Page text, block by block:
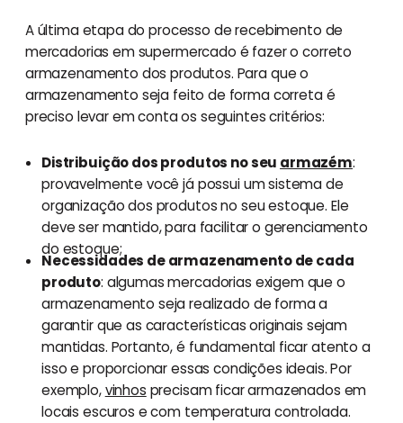
A última etapa do processo de recebimento de
mercadorias em supermercado é fazer o correto
armazenamento dos produtos. Para que o
armazenamento seja feito de forma correta é
preciso levar em conta os seguintes critérios:
Distribuição dos produtos no seu armazém:
provavelmente você já possui um sistema de
organização dos produtos no seu estoque. Ele
deve ser mantido, para facilitar o gerenciamento
do estoque;
Necessidades de armazenamento de cada
produto: algumas mercadorias exigem que o
armazenamento seja realizado de forma a
garantir que as características originais sejam
mantidas. Portanto, é fundamental ficar atento a
isso e proporcionar essas condições ideais. Por
exemplo,vinhos precisam ficar armazenados em
locais escuros e com temperatura controlada.